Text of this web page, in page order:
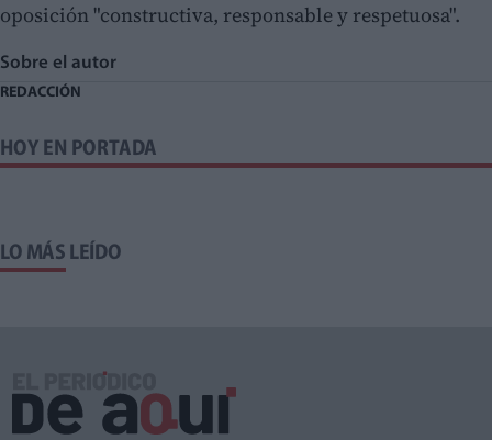
oposición "constructiva, responsable y respetuosa".
Sobre el autor
REDACCIÓN
HOY EN PORTADA
LO MÁS LEÍDO